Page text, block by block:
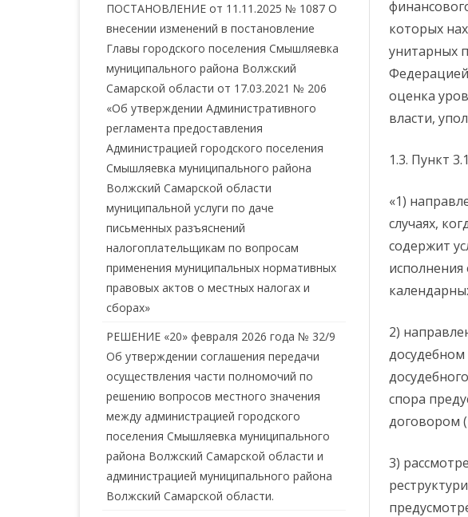
которых
унитарных
оценка
власти,
1.3. Пункт
«1)
случаях,
содержит
2)
спора
договором
3)
ПОСТАНОВЛЕНИЕ от 11.11.2025 № 1087 О
внесении изменений в постановление
Главы городского поселения Смышляевка
муниципального района Волжский
Самарской области от 17.03.2021 № 206
«Об утверждении Административного
регламента предоставления
Администрацией городского поселения
Смышляевка муниципального района
Волжский Самарской области
муниципальной услуги по даче
письменных разъяснений
налогоплательщикам по вопросам
применения муниципальных нормативных
правовых актов о местных налогах и
сборах»
РЕШЕНИЕ «20» февраля 2026 года № 32/9
Об утверждении соглашения передачи
осуществления части полномочий по
решению вопросов местного значения
между администрацией городского
поселения Смышляевка муниципального
района Волжский Самарской области и
администрацией муниципального района
Волжский Самарской области.